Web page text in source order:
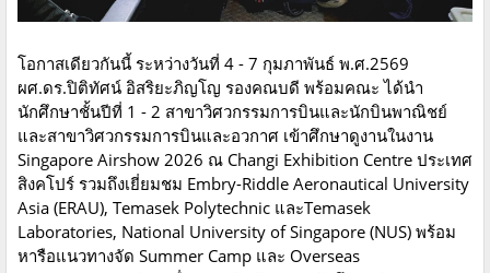
โอกาสเดียวกันนี้ ระหว่างวันที่ 4 - 7 กุมภาพันธ์ พ.ศ.2569
ผศ.ดร.ปิติทัศน์ อิสริยะภิญโญ รองคณบดี พร้อมคณะ ได้นำ
นักศึกษาชั้นปีที่ 1 - 2 สาขาวิศวกรรมการบินและนักบินพาณิชย์
และสาขาวิศวกรรมการบินและอวกาศ เข้าศึกษาดูงานในงาน
Singapore Airshow 2026 ณ Changi Exhibition Centre ประเทศ
สิงคโปร์ รวมถึงเยี่ยมชม Embry-Riddle Aeronautical University
Asia (ERAU), Temasek Polytechnic และTemasek
Laboratories, National University of Singapore (NUS) พร้อม
หารือแนวทางจัด Summer Camp และ Overseas